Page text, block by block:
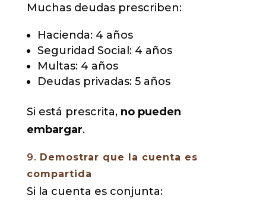
Muchas deudas prescriben:
Hacienda: 4 años
Seguridad Social: 4 años
Multas: 4 años
Deudas privadas: 5 años
Si está prescrita, no pueden
embargar.
9. Demostrar que la cuenta es
compartida
Si la cuenta es conjunta: